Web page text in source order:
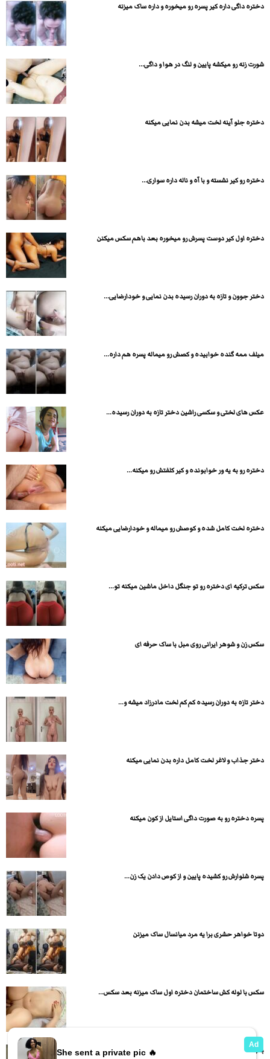
دختره داگی داره کیر پسره رو میخوره و داره ساک میزنه
شورت زنه رو میکشه پایین و لنگ در هوا و داگی...
دختره جلو آینه لخت میشه بدن نمایی میکنه
دختره رو کیر نشسته و با آه و ناله داره سواری...
دختره اول کیر دوست پسرش رو میخوره بعد باهم سکس میکنن
دختر جوون و تازه به دوران رسیده بدن نمایی و خودارضایی...
میلف ممه گنده خوابیده و کصش رو میماله پسره هم داره...
عکس های لختی و سکسی راشین دختر تازه به دوران رسیده...
دختره رو به یه ور خوابونده و کیر کلفتش رو میکنه...
دختره لخت کامل شده و کوصش رو میماله و خودارضایی میکنه
سکس ترکیه ای دختره رو تو جنگل داخل ماشین میکنه تو...
سکس زن و شوهر ایرانی روی مبل با ساک حرفه ای
دختر تازه به دوران رسیده کم کم لخت مادرزاد میشه و...
دختر جذاب و لاغر لخت کامل داره بدن نمایی میکنه
پسره دختره رو به صورت داگی استایل از کون میکنه
پسره شلوارش رو کشیده پایین و از کوص دادن یک زن...
دوتا خواهر حشری برا یه مرد میانسال ساک میزنن
سکس با لوله کش ساختمان دختره اول ساک میزنه بعد سکس...
بدن نمایی داستانی میس دنیا با تم مهمونی